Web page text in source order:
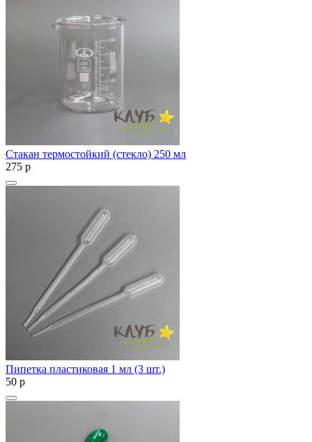
Стакан термостойкий (стекло) 250 мл
275 p
Пипетка пластиковая 1 мл (3 шт.)
50 p